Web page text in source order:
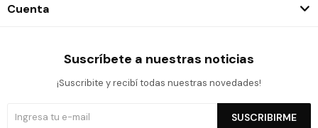
Cuenta
Suscríbete a nuestras noticias
¡Suscribite y recibí todas nuestras novedades!
SUSCRIBIRME